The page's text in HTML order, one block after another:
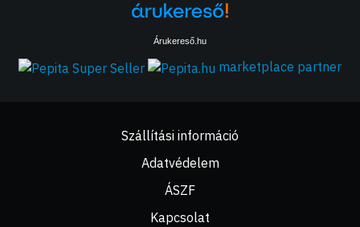
Árukereső.hu
marketplace partner
Szállítási információ
Adatvédelem
ÁSZF
Kapcsolat